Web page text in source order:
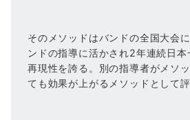
そのメソッドはバンドの全国大会
ンドの指導に活かされ2年連続日
再現性を誇る。別の指導者がメソ
ても効果が上がるメソッドとして評